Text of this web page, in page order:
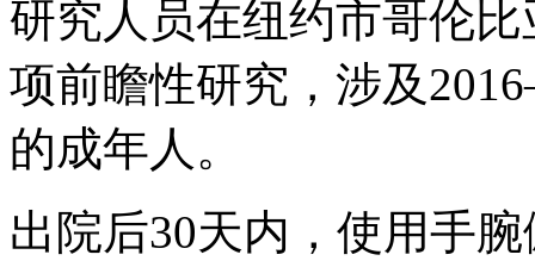
研究人员在纽约市哥伦
项前瞻性研究，涉及
的成年人。
出院后30天内，使用手